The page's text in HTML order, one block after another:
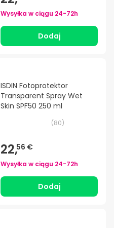
Wysyłka w ciągu 24-72h
Dodaj
ISDIN Fotoprotektor
Transparent Spray Wet
Skin SPF50 250 ml
(80)
22,56 €
Wysyłka w ciągu 24-72h
Dodaj